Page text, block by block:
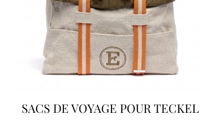
SACS DE VOYAGE POUR TECKEL